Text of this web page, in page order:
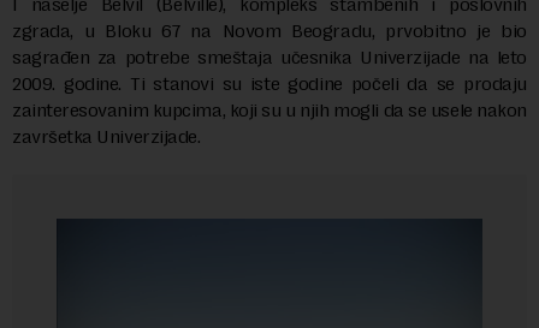
I naselje Belvil (Belville), kompleks stambenih i poslovnih
zgrada, u Bloku 67 na Novom Beogradu, prvobitno je bio
sagrađen za potrebe smeštaja učesnika Univerzijade na leto
2009. godine. Ti stanovi su iste godine počeli da se prodaju
zainteresovanim kupcima, koji su u njih mogli da se usele nakon
završetka Univerzijade.